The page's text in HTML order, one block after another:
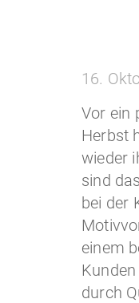
16.
Vor ein
Herbst
wieder
sind
bei der
einem
durch